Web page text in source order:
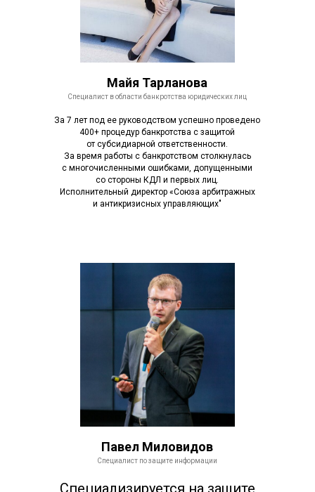
Майя Тарланова
Специалист в области банкротства юридических лиц
За 7 лет под ее руководством успешно проведено
400+ процедур банкротства с защитой
от субсидиарной ответственности.
За время работы с банкротством столкнулась
с многочисленными ошибками, допущенными
со стороны КДЛ и первых лиц.
Исполнительный директор «Союза арбитражных
и антикризисных управляющих"
Павел Миловидов
Специалист по защите информации
Специализируется на защите